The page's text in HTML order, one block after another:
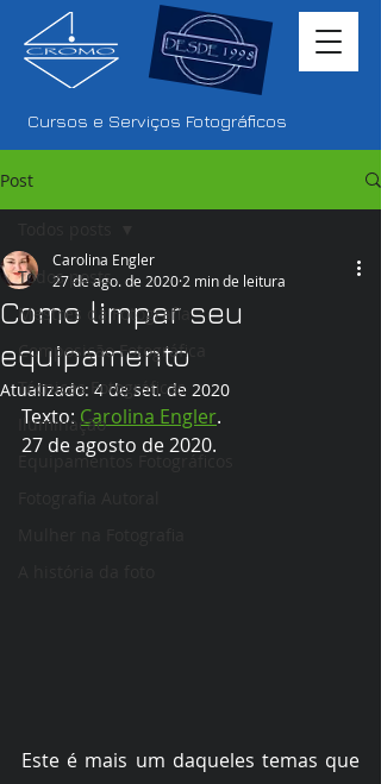
Cursos e Serviços Fotográficos
Post
Todos posts
Mestres da Fotografia
Composição Fotográfica
Técnicas Fotográficas
Iluminação
Equipamentos Fotográficos
Como limpar seu
equipamento
Carolina Engler
27 de ago. de 2020 2 min de leitura
Atualizado: 4 de set. de 2020
Texto: Carolina Engler.
27 de agosto de 2020.
Este é mais um daqueles temas que